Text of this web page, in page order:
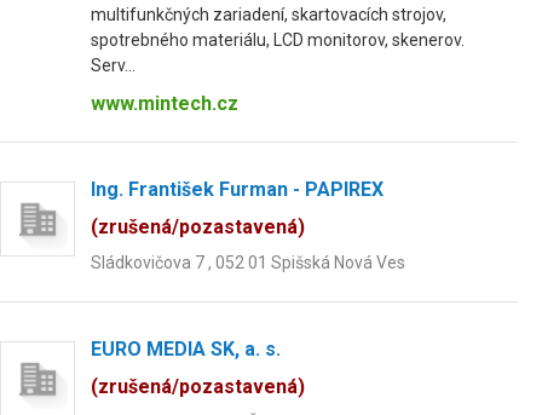
multifunkčných zariadení, skartovacích strojov,
spotrebného materiálu, LCD monitorov, skenerov.
Serv...
www.mintech.cz
Ing. František Furman - PAPIREX
(zrušená/pozastavená)
Sládkovičova 7 , 052 01 Spišská Nová Ves
EURO MEDIA SK, a. s.
(zrušená/pozastavená)